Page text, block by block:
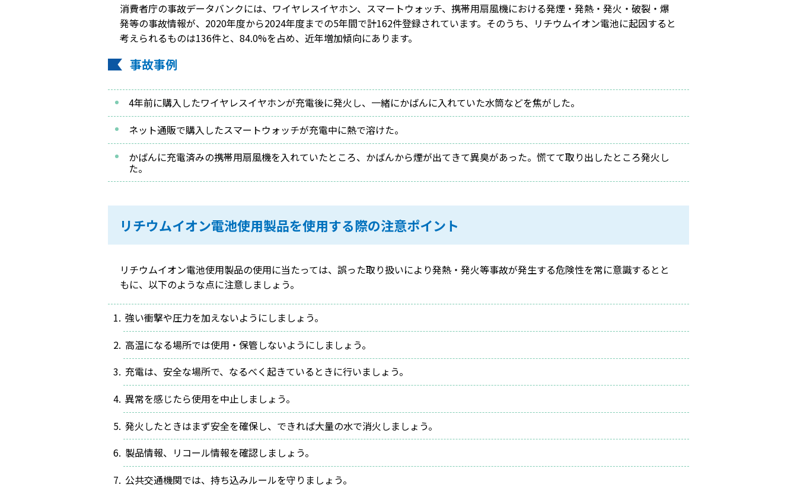
消費者庁の事故データバンクには、ワイヤレスイヤホン、スマートウォッチ、携帯用扇風機における発煙・発熱・発火・破裂・爆
発等の事故情報が、2020年度から2024年度までの5年間で計162件登録されています。そのうち、リチウムイオン電池に起因すると
考えられるものは136件と、84.0%を占め、近年増加傾向にあります。
事故事例
4年前に購入したワイヤレスイヤホンが充電後に発火し、一緒にかばんに入れていた水筒などを焦がした。
ネット通販で購入したスマートウォッチが充電中に熱で溶けた。
かばんに充電済みの携帯用扇風機を入れていたところ、かばんから煙が出てきて異臭があった。慌てて取り出したところ発火し
た。
リチウムイオン電池使用製品を使用する際の注意ポイント
リチウムイオン電池使用製品の使用に当たっては、誤った取り扱いにより発熱・発火等事故が発生する危険性を常に意識するとと
もに、以下のような点に注意しましょう。
強い衝撃や圧力を加えないようにしましょう。
高温になる場所では使用・保管しないようにしましょう。
充電は、安全な場所で、なるべく起きているときに行いましょう。
異常を感じたら使用を中止しましょう。
発火したときはまず安全を確保し、できれば大量の水で消火しましょう。
製品情報、リコール情報を確認しましょう。
公共交通機関では、持ち込みルールを守りましょう。